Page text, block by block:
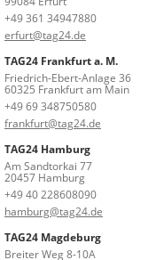
+49 361 34947880
erfurt@tag24.de
TAG24 Frankfurt a. M.
Friedrich-Ebert-Anlage 36
60325 Frankfurt am Main
+49 69 348750580
frankfurt@tag24.de
TAG24 Hamburg
Am Sandtorkai 77
20457 Hamburg
+49 40 228608090
hamburg@tag24.de
TAG24 Magdeburg
Breiter Weg 8-10A